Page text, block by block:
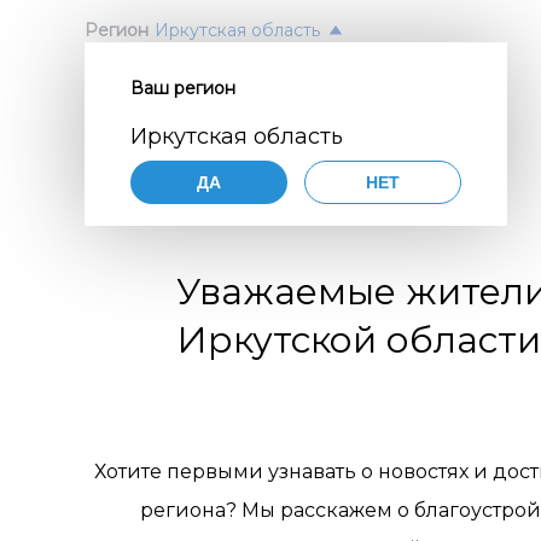
Регион Иркутская область
Ваш регион
Иркутская область
ДА НЕТ
Уважаемые
Иркутской
Хотите первыми узнавать о новостях и
региона? Мы расскажем о
Нажимая
по
Цели
1.